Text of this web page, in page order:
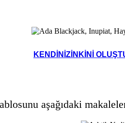
KENDINIZINKINI
aşağıdaki